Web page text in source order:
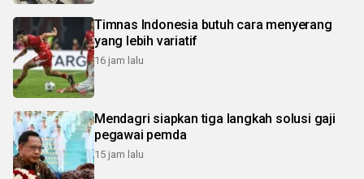
Timnas Indonesia butuh cara menyerang
yang lebih variatif
16 jam lalu
Mendagri siapkan tiga langkah solusi gaji
pegawai pemda
15 jam lalu